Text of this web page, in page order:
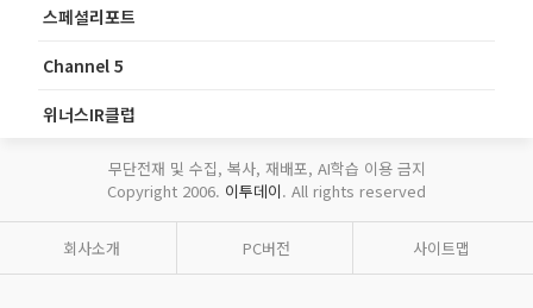
스페셜리포트
Channel 5
위너스IR클럽
무단전재 및 수집, 복사, 재배포, AI학습 이용 금지
Copyright 2006. 이투데이. All rights reserved
회사소개 PC버전 사이트맵